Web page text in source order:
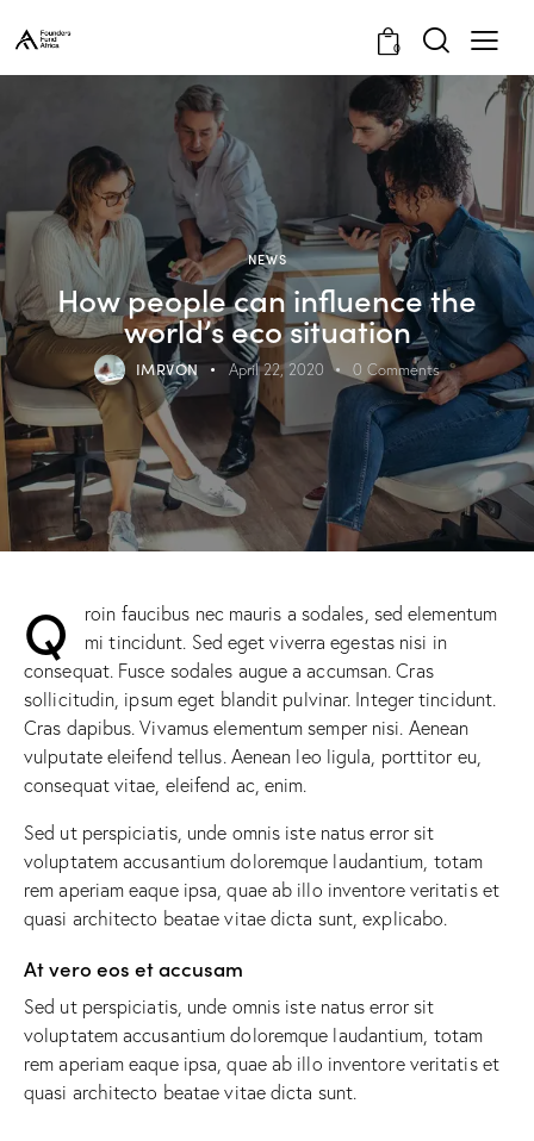
0
NEWS
How people can influence the
world’s eco situation
IMRVON April 22, 2020 0 Comments
Q
roin faucibus nec mauris a sodales, sed elementum
mi tincidunt. Sed eget viverra egestas nisi in
consequat. Fusce sodales augue a accumsan. Cras
sollicitudin, ipsum eget blandit pulvinar. Integer tincidunt.
Cras dapibus. Vivamus elementum semper nisi. Aenean
vulputate eleifend tellus. Aenean leo ligula, porttitor eu,
consequat vitae, eleifend ac, enim.
Sed ut perspiciatis, unde omnis iste natus error sit
voluptatem accusantium doloremque laudantium, totam
rem aperiam eaque ipsa, quae ab illo inventore veritatis et
quasi architecto beatae vitae dicta sunt, explicabo.
At vero eos et accusam
Sed ut perspiciatis, unde omnis iste natus error sit
voluptatem accusantium doloremque laudantium, totam
rem aperiam eaque ipsa, quae ab illo inventore veritatis et
quasi architecto beatae vitae dicta sunt.